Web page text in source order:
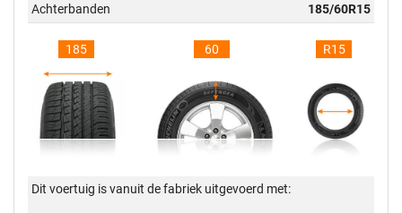
Achterbanden 185/60R15
185 60 R15
Dit voertuig is vanuit de fabriek uitgevoerd met: